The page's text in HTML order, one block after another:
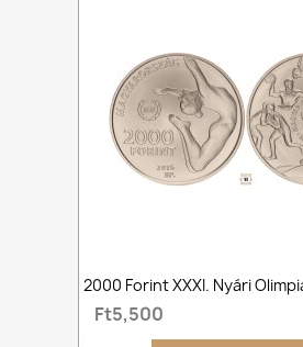
2000 Forint XXXI. Nyári
Ft5,500